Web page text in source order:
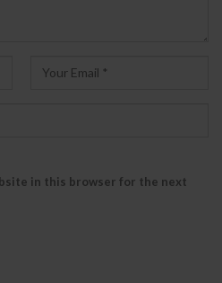
in this browser for the next